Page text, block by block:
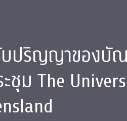
บปริญญาของบั
ชุม The